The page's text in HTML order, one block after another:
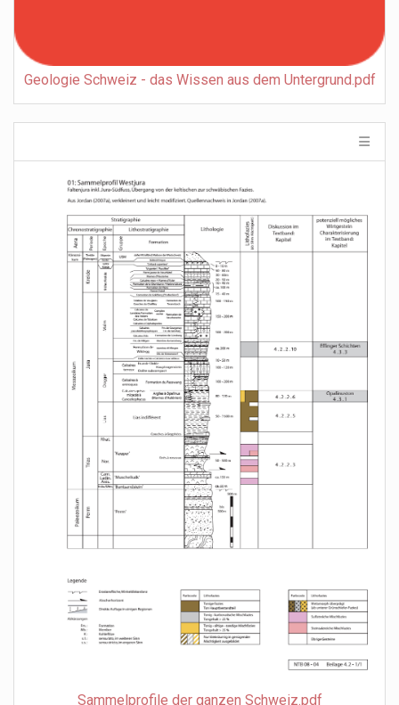
Geologie Schweiz - das Wissen aus dem Untergrund.pdf
Sammelprofile der ganzen Schweiz.pdf